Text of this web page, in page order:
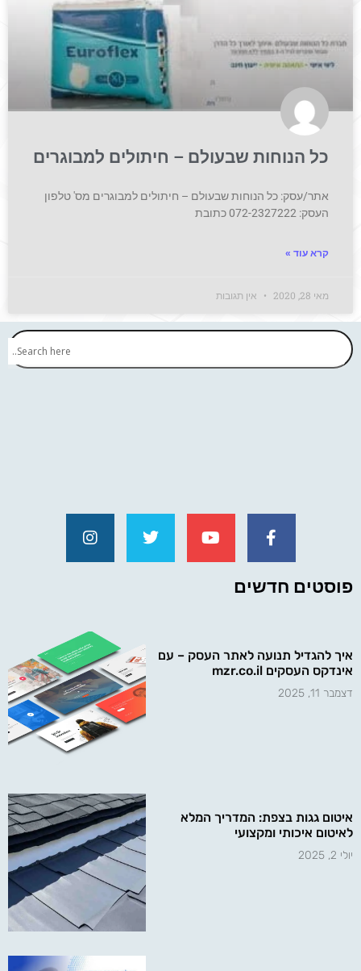
כל הנוחות שבעולם – חיתולים למבוגרים
אתר/עסק: כל הנוחות שבעולם – חיתולים למבוגרים מס' טלפון
העסק: 072-2327222 כתובת
קרא עוד »
מאי 28, 2020 אין תגובות
פוסטים חדשים
איך להגדיל תנועה לאתר העסק – עם
אינדקס העסקים mzr.co.il
דצמבר 11, 2025
איטום גגות בצפת: המדריך המלא
לאיטום איכותי ומקצועי
יולי 2, 2025